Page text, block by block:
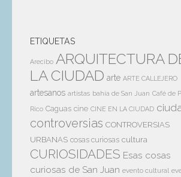
ETIQUETAS
Arecibo ARQUITECTURA
LA CIUDAD arte ARTE CALLEJERO
artesanos artistas bahía de San Juan Café de
Rico Caguas cine CINE EN LA CIUDAD
controversias CONTROVERSIAS
URBANAS cosas curiosas cultura
CURIOSIDADES Esas cosas
curiosas de San Juan evento cultural